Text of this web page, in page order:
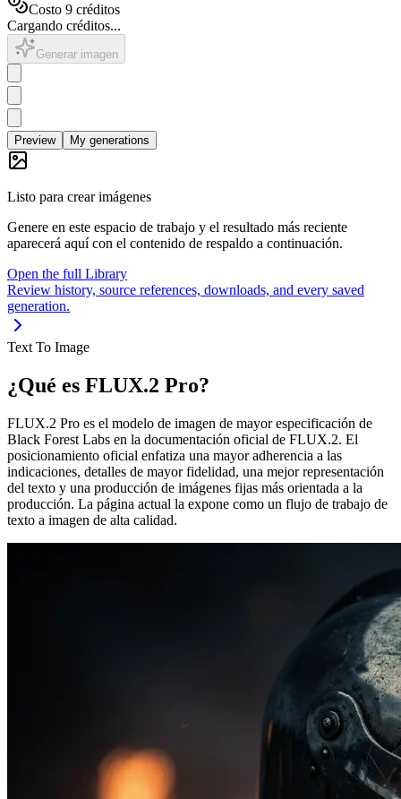
Costo 9 créditos
Cargando créditos...
Generar imagen
Preview My generations
Listo para crear imágenes
Genere en este espacio de trabajo y el resultado más reciente
aparecerá aquí con el contenido de respaldo a continuación.
Open the full Library
Review history, source references, downloads, and every saved
generation.
Text To Image
¿Qué es FLUX.2 Pro?
FLUX.2 Pro es el modelo de imagen de mayor especificación de
Black Forest Labs en la documentación oficial de FLUX.2. El
posicionamiento oficial enfatiza una mayor adherencia a las
indicaciones, detalles de mayor fidelidad, una mejor representación
del texto y una producción de imágenes fijas más orientada a la
producción. La página actual la expone como un flujo de trabajo de
texto a imagen de alta calidad.